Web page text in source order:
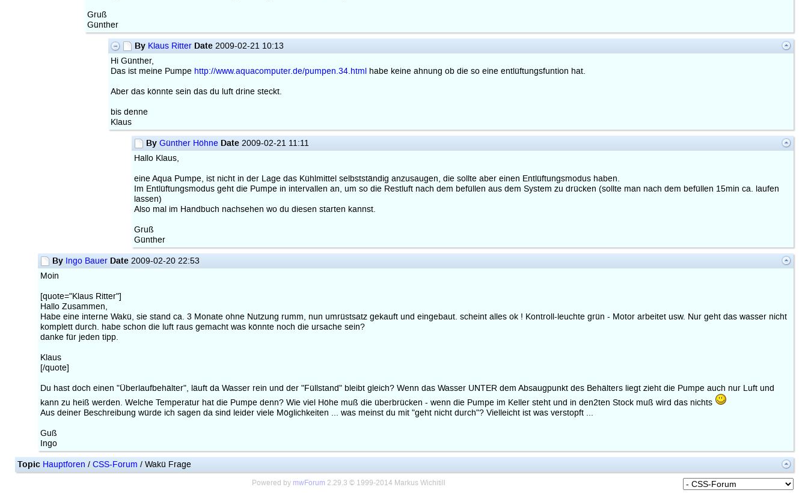
Gruß
Günther
By Klaus Ritter Date2009-02-21 10:13
Hi Günther,
Das ist meine Pumpe http://www.aquacomputer.de/pumpen.34.htmlhabe keine ahnung ob die so eine entlüftungsfuntion hat.
Aber das könnte sein das du luft drine steckt.
bis denne
Klaus
By Günther Höhne Date2009-02-21 11:11
Hallo Klaus,
eine Aqua Pumpe, ist nicht in der Lage das Kühlmittel selbstständig anzusaugen, die sollte aber einen Entlüftungsmodus haben.
Im Entlüftungsmodus geht die Pumpe in intervallen an, um so die Restluft nach dem befüllen aus dem System zu drücken (sollte man nach dem befüllen 15min ca. laufen
lassen)
Also mal im Handbuch nachsehen wo du diesen starten kannst.
Gruß
Günther
By Ingo Bauer Date 2009-02-20 22:53
Moin
[quote="Klaus Ritter"]
Hallo Zusammen,
Habe eine interne Wakü, sie stand ca. 3 Monate ohne Nutzung rumm, nun umrüstsatz gekauft und eingebaut. scheint alles ok ! Kontroll-leuchte grün - Motor arbeitet usw. Nur geht das wasser nicht
komplett durch. habe schon die luft raus gemacht was könnte noch die ursache sein?
danke für jeden tipp.
Klaus
[/quote]
Du hast doch einen "Überlaufbehälter", läuft da Wasser rein und der "Füllstand" bleibt gleich? Wenn das Wasser UNTER dem Absaugpunkt des Behälters liegt zieht die Pumpe auch nur Luft und
kann zu heiß werden. Welche Temperatur hat die Pumpe denn? Wie viel Höhe muß die überbrücken - wenn die Pumpe im Keller steht und in den2ten Stock muß wird das nichts
Aus deiner Beschreibung würde ich sagen da sind leider viele Möglichkeiten ... was meinst du mit "geht nicht durch"? Vielleicht ist was verstopft ...
Guß
Ingo
Topic Hauptforen / CSS-Forum / Wakü Frage
Powered by mwForum 2.29.3 © 1999-2014 Markus Wichitill